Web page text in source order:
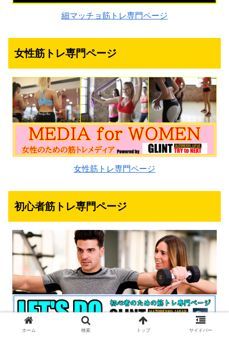
細マッチョ筋トレ専門ページ
女性筋トレ専門ページ
女性筋トレ専門ページ
初心者筋トレ専門ページ
ホーム 検索 トップ サイドバー